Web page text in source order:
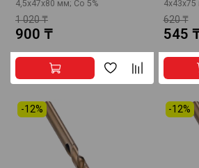
4,5х47х80 мм; Co 5%
1 020 ₸
900 ₸
4x43x75
620 ₸
545
-12% -12%